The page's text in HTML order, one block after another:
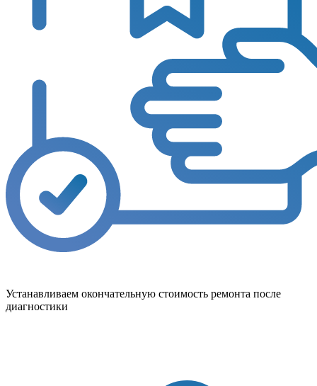
Устанавливаем окончательную стоимость ремонта после
диагностики